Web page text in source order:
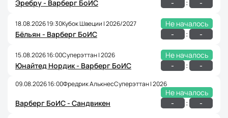
Эребру - Варберг БоИС
- : -
18.08.2026 19:30Кубок Швеции | 2026/2027
Не началось
Бёльян - Варберг БоИС
- : -
15.08.2026 16:00Суперэттан | 2026
Не началось
Юнайтед Нордик - Варберг БоИС
- : -
09.08.2026 16:00Фредрик АлькнесСуперэттан | 2026
Не началось
Варберг БоИС - Сандвикен
- : -